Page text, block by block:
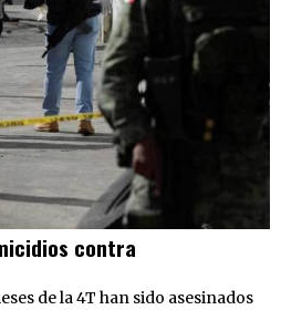
contra
de la 4T han sido asesinados